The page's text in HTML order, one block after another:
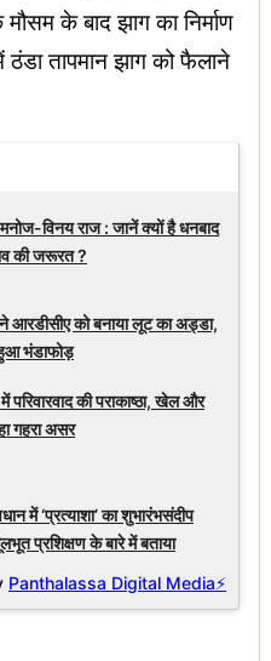
के बाद झाग का निर्माण
ठंडा तापमान झाग को फैलाने
विनय राज : जानें क्यों है धनबाद
की जरूरत ?
आरडीसीए को बनाया लूट का अड्डा,
भंडाफोड़
की पराकाष्ठा, खेल और
गहरा असर
में ‘प्रत्याशा’ का शुभारंभसंदीप
प्रशिक्षण के बारे में बताया
Panthalassa Digital Media⚡